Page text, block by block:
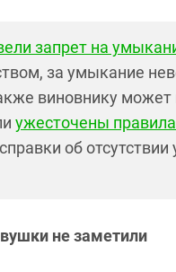
запрет на
за умыкание
виновнику может
ужесточены
об
не заметили